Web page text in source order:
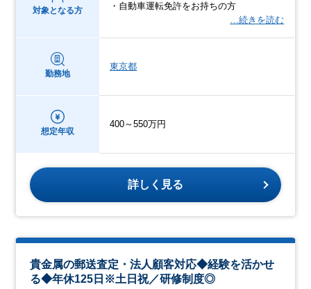
対象となる方
・自動車運転免許をお持ちの方
…続きを読む
勤務地
東京都
想定年収
400～550万円
詳しく見る
貴金属の郵送査定・法人顧客対応◆経験を活かせ
る◆年休125日※土日祝／研修制度◎